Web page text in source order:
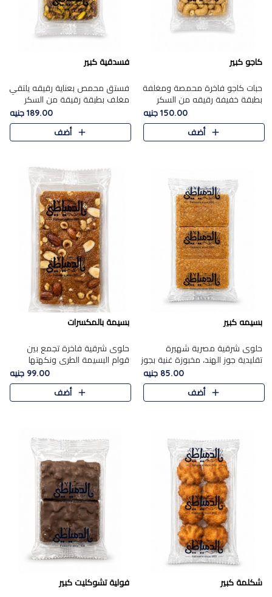
كاجو كبير
حبات كاجو فاخرة محمصة ومغلفة
بطبقة خفيفة رقيقه من السكر
المكرمل، تجمع بين توازن النعومة
زبدية غنية فاخرة والقرمشة
المرضية في حلوى شرقية بطاب..
150.00 جنيه
أضف
فسدقية كبير
فستق محمص بعناية رقيقه يلتقي
مغلف بطبقة رقيقة من السكر
المكرمل، ليقدم مذاقًا فاخرًا حلوي
شرقية فاخرة ونكهة غنية ناتي تميز
كل قطعة و قوام هش
189.00 جنيه
أضف
بسيمه كبير
حلوى شرقية مصرية شهيرة
تقليدية جوز الهند، مخبوزة غنية بجوز
الهند، بلمسه ذهبية وتتميز بقوامها
المرمل وطعمها اللذيذ الذي يشبه
البسبوسة. تُخبز..
85.00 جنيه
أضف
بسيمة بالمكسرات
حلوى شرقية فاخرة تجمع بين
قوام البسيمة الطري ونكهتها
الغنية، مزينة بتشكيلة مختارة من
اللوز والبندق والمكسرات الفاخرة.
مزيج متوازن من القوام ..
99.00 جنيه
أضف
شكلمة كبير فولية تشوكليت كبير